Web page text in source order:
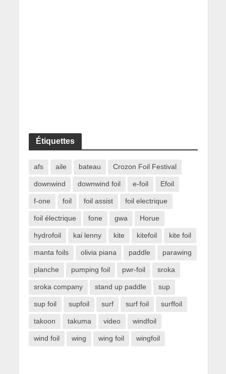
Étiquettes
afs aile bateau Crozon Foil Festival
downwind downwind foil e-foil Efoil
f-one foil foil assist foil electrique
foil électrique fone gwa Horue
hydrofoil kai lenny kite kitefoil kite foil
manta foils olivia piana paddle parawing
planche pumping foil pwr-foil sroka
sroka company stand up paddle sup
sup foil supfoil surf surf foil surffoil
takoon takuma video windfoil
wind foil wing wing foil wingfoil